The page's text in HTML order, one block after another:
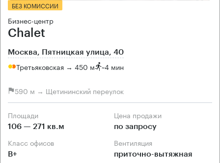
БЕЗ КОМИССИИ
Бизнес-центр
Chalet
Москва, Пятницкая улица, 40
Третьяковская → 450 м ~4 мин
590 м → Щетининский переулок
Площади
106 — 271 кв.м
Цена продажи
по запросу
Класс офисов
B+
Вентиляция
приточно-вытяжная